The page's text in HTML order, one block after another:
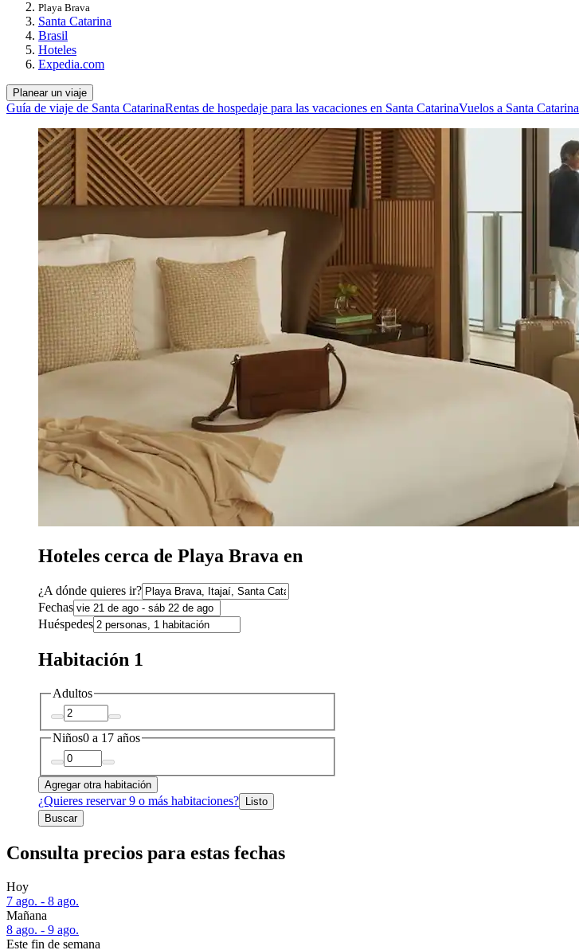
Playa Brava
Santa Catarina
Brasil
Hoteles
Expedia.com
Planear un viaje
Guía de viaje de Santa CatarinaRentas de hospedaje para las vacaciones en Santa CatarinaVuelos a Santa Catarina
Hoteles cerca de Playa Brava en
¿A dónde quieres ir?
Fechas
Huéspedes
Habitación 1
Adultos
Niños0 a 17 años
Agregar otra habitación
¿Quieres reservar 9 o más habitaciones? Listo
Buscar
Consulta precios para estas fechas
Hoy
7 ago. - 8 ago.
Mañana
8 ago. - 9 ago.
Este fin de semana